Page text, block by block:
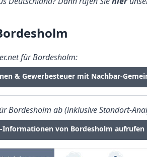
für Bordesholm:
& Gewerbesteuer mit Nachbar-
Bordesholm ab (inklusive Standort-
Informationen von Bordesholm aufrufen